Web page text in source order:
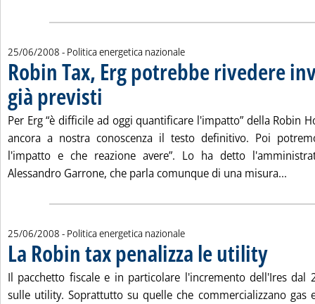
25/06/2008 - Politica energetica nazionale
Robin Tax, Erg potrebbe rivedere
già previsti . Pubblicata mercoledì 25 giugno 2008 alle 14.56.
Per Erg “è difficile ad oggi quantificare l'impatto” della Robin
ancora a nostra conoscenza il testo definitivo. Poi
l'impatto e che reazione avere”. Lo ha detto
Alessandro Garrone, che parla comunque di una misura...
25/06/2008 - Politica energetica nazionale
La Robin tax penalizza le utility. Pubblicata
Il pacchetto fiscale e in particolare l'incremento dell'Ires dal
sulle utility. Soprattutto su quelle che commercializzano gas